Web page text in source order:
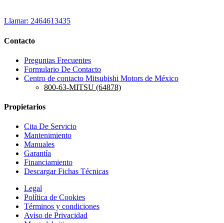
Llamar: 2464613435
Contacto
Preguntas Frecuentes
Formulario De Contacto
Centro de contacto Mitsubishi Motors de México
800-63-MITSU (64878)
Propietarios
Cita De Servicio
Mantenimiento
Manuales
Garantía
Financiamiento
Descargar Fichas Técnicas
Legal
Política de Cookies
Términos y condiciones
Aviso de Privacidad